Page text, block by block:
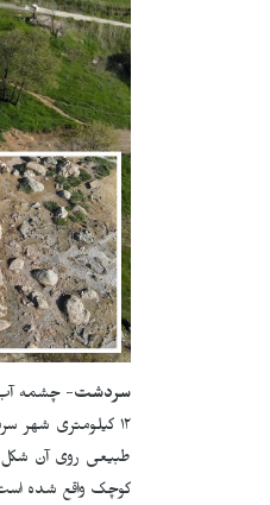
سردشت- چشمه آب
١٢ کیلومتری
طبیعی روی آن شکل
کوچک واقع شده